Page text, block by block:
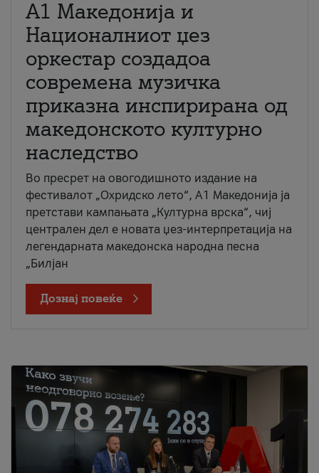
А1 Македонија и
Националниот џез
оркестар создадоа
современа музичка
приказна инспирирана од
македонското културно
наследство
Во пресрет на овогодишното издание на
фестивалот „Охридско лето“, А1 Македонија ја
претстави кампањата „Културна врска“, чиј
централен дел е новата џез-интерпретација на
легендарната македонска народна песна
„Билјан
Дознај повеќе